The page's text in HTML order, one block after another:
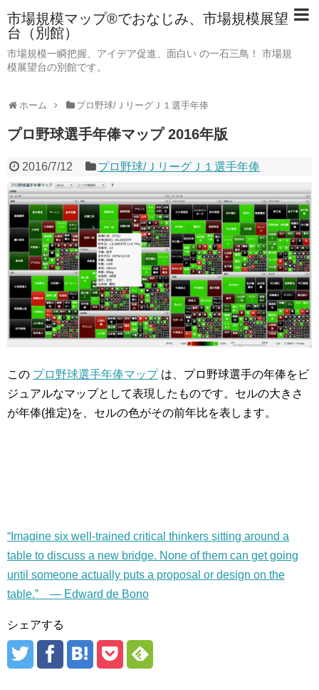
市場規模マップ®でおなじみ、市場規模展望
台（別館）
市場規模一瞬把握、アイデア促進、面白い の一石三鳥！ 市場規
模展望台の別館です。
ホーム プロ野球/ＪリーグＪ１選手年俸
プロ野球選手年俸マップ 2016年版
2016/7/12 プロ野球/ＪリーグＪ１選手年俸
この プロ野球選手年俸マップは、プロ野球選手の年俸をビ
ジュアルなマップとして表現したものです。セルの大きさ
が年俸(推定)を、セルの色がその前年比を表します。
“Imagine six well-trained critical thinkers sitting around a
table to discuss a new bridge. None of them can get going
until someone actually puts a proposal or design on the
table.” — Edward de Bono
シェアする